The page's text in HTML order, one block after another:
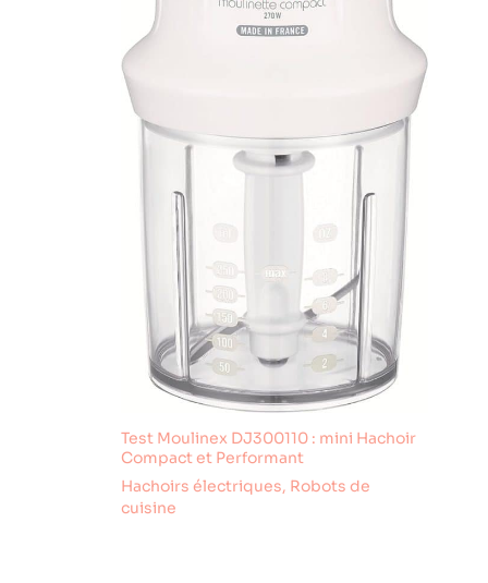
Test Moulinex DJ300110 : mini Hachoir
Compact et Performant
Hachoirs électriques, Robots de
cuisine